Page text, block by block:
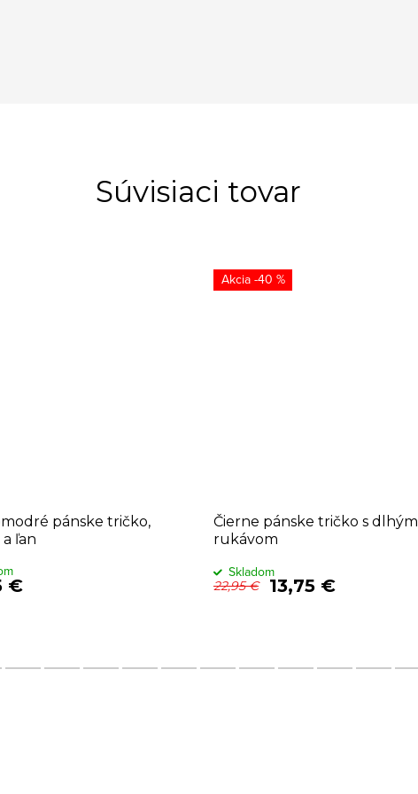
Súvisiaci tovar
pánske tričko,
ľan
€
-40 %
Čierne pánske tričko s dlhým
rukávom
22,95 € 13,75 €
Skladom